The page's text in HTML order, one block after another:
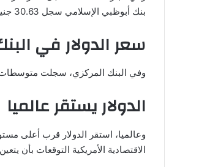
بنك أبوظبي الإسلامي سجل 30.63 جنيه للشراء، و30.68 جنيه للبيع.
سعر الدولار في
وفي البنك المركزي، سجلت متوسطات أسعار الدولار
الدولار يستقر عالميا
وعالميا، استقر الدولار قرب أعلى
الاقتصادية الأمريكية التوقعات بأن